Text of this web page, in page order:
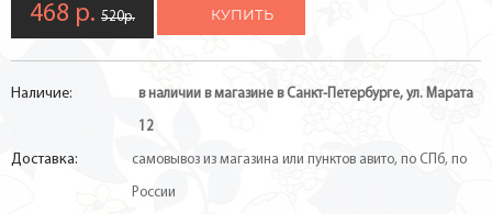
468 р. 520р. КУПИТЬ
Наличие: в наличии в магазине в Санкт-Петербурге, ул. Марата
12
Доставка: самовывоз из магазина или пунктов авито, по СПб, по
России